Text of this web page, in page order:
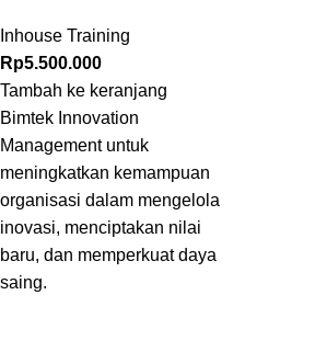
Inhouse Training
Rp5.500.000
Tambah ke keranjang
Bimtek Innovation
Management untuk
meningkatkan kemampuan
organisasi dalam mengelola
inovasi, menciptakan nilai
baru, dan memperkuat daya
saing.